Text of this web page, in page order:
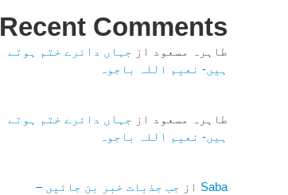
Recent Comments
طاہرہ مسعود از جہاں دائرے ختم ہوتے
ہیں- نعیم اللہ باجوہ
طاہرہ مسعود از جہاں دائرے ختم ہوتے
ہیں- نعیم اللہ باجوہ
Saba از جب جذبات خبر بن جائیں –